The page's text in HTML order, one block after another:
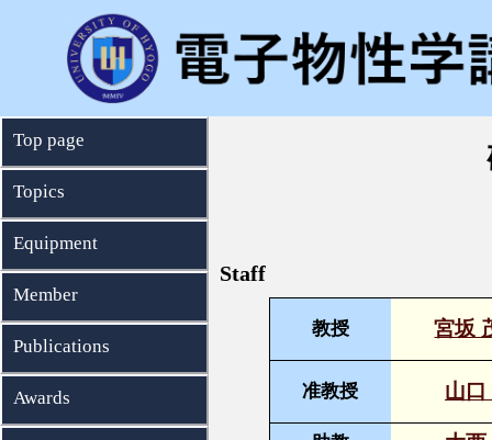
Top page
Topics
Equipment
Member
Publications
Awards
Staff
教授 宮坂
准教授 山口